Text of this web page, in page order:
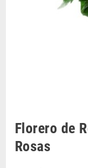
Florero de
Rosas